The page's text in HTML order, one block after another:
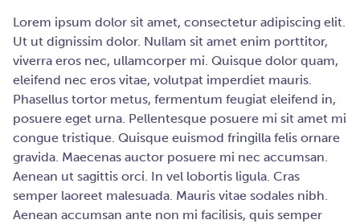
Lorem ipsum dolor sit amet, consectetur adipiscing elit.
Ut ut dignissim dolor. Nullam sit amet enim porttitor,
viverra eros nec, ullamcorper mi. Quisque dolor quam,
eleifend nec eros vitae, volutpat imperdiet mauris.
Phasellus tortor metus, fermentum feugiat eleifend in,
posuere eget urna. Pellentesque posuere mi sit amet mi
congue tristique. Quisque euismod fringilla felis ornare
gravida. Maecenas auctor posuere mi nec accumsan.
Aenean ut sagittis orci. In vel lobortis ligula. Cras
semper laoreet malesuada. Mauris vitae sodales nibh.
Aenean accumsan ante non mi facilisis, quis semper